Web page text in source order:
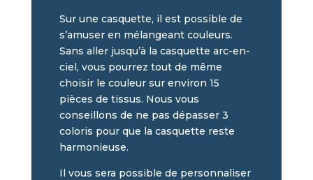
Sur une casquette, il est possible de
s’amuser en mélangeant couleurs.
Sans aller jusqu’à la casquette arc-en-
ciel, vous pourrez tout de même
choisir le couleur sur environ 15
pièces de tissus. Nous vous
conseillons de ne pas dépasser 3
coloris pour que la casquette reste
harmonieuse.
Il vous sera possible de personnaliser